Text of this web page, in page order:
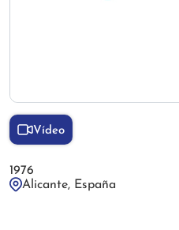
Vídeo
1976
Alicante, España